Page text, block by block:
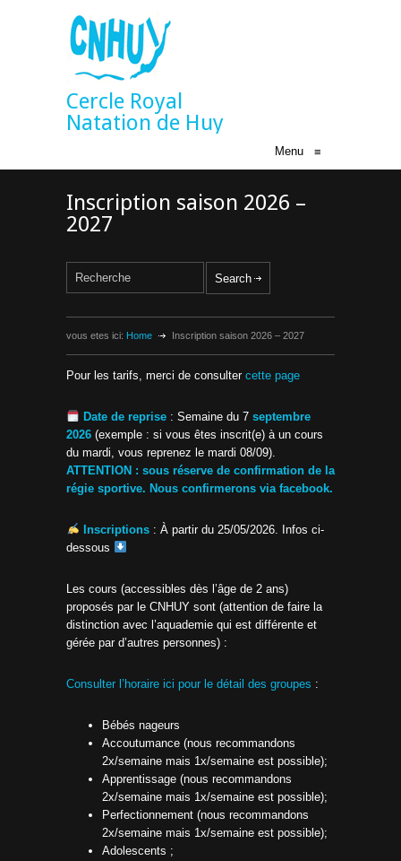
Cercle Royal
Natation de Huy
Menu ≡
Inscription saison 2026 –
2027
vous etes ici: Home Inscription saison 2026 – 2027
Pour les tarifs, merci de consulter cette page
Date de reprise: Semaine du 7septembre
2026 (exemple : si vous êtes inscrit(e) à un cours
du mardi, vous reprenez le mardi 08/09).
ATTENTION : sous réserve de confirmation de la
régie sportive. Nous confirmerons via facebook.
Inscriptions: À partir du 25/05/2026. Infos ci-
dessous
Les cours (accessibles dès l’âge de 2 ans)
proposés par le CNHUY sont (attention de faire la
distinction avec l’aquademie qui est différente et
gérée par d’autres personnes) :
Consulter l’horaire ici pour le détail des groupes :
Bébés nageurs
Accoutumance (nous recommandons
2x/semaine mais 1x/semaine est possible);
Apprentissage (nous recommandons
2x/semaine mais 1x/semaine est possible);
Perfectionnement (nous recommandons
2x/semaine mais 1x/semaine est possible);
Adolescents ;